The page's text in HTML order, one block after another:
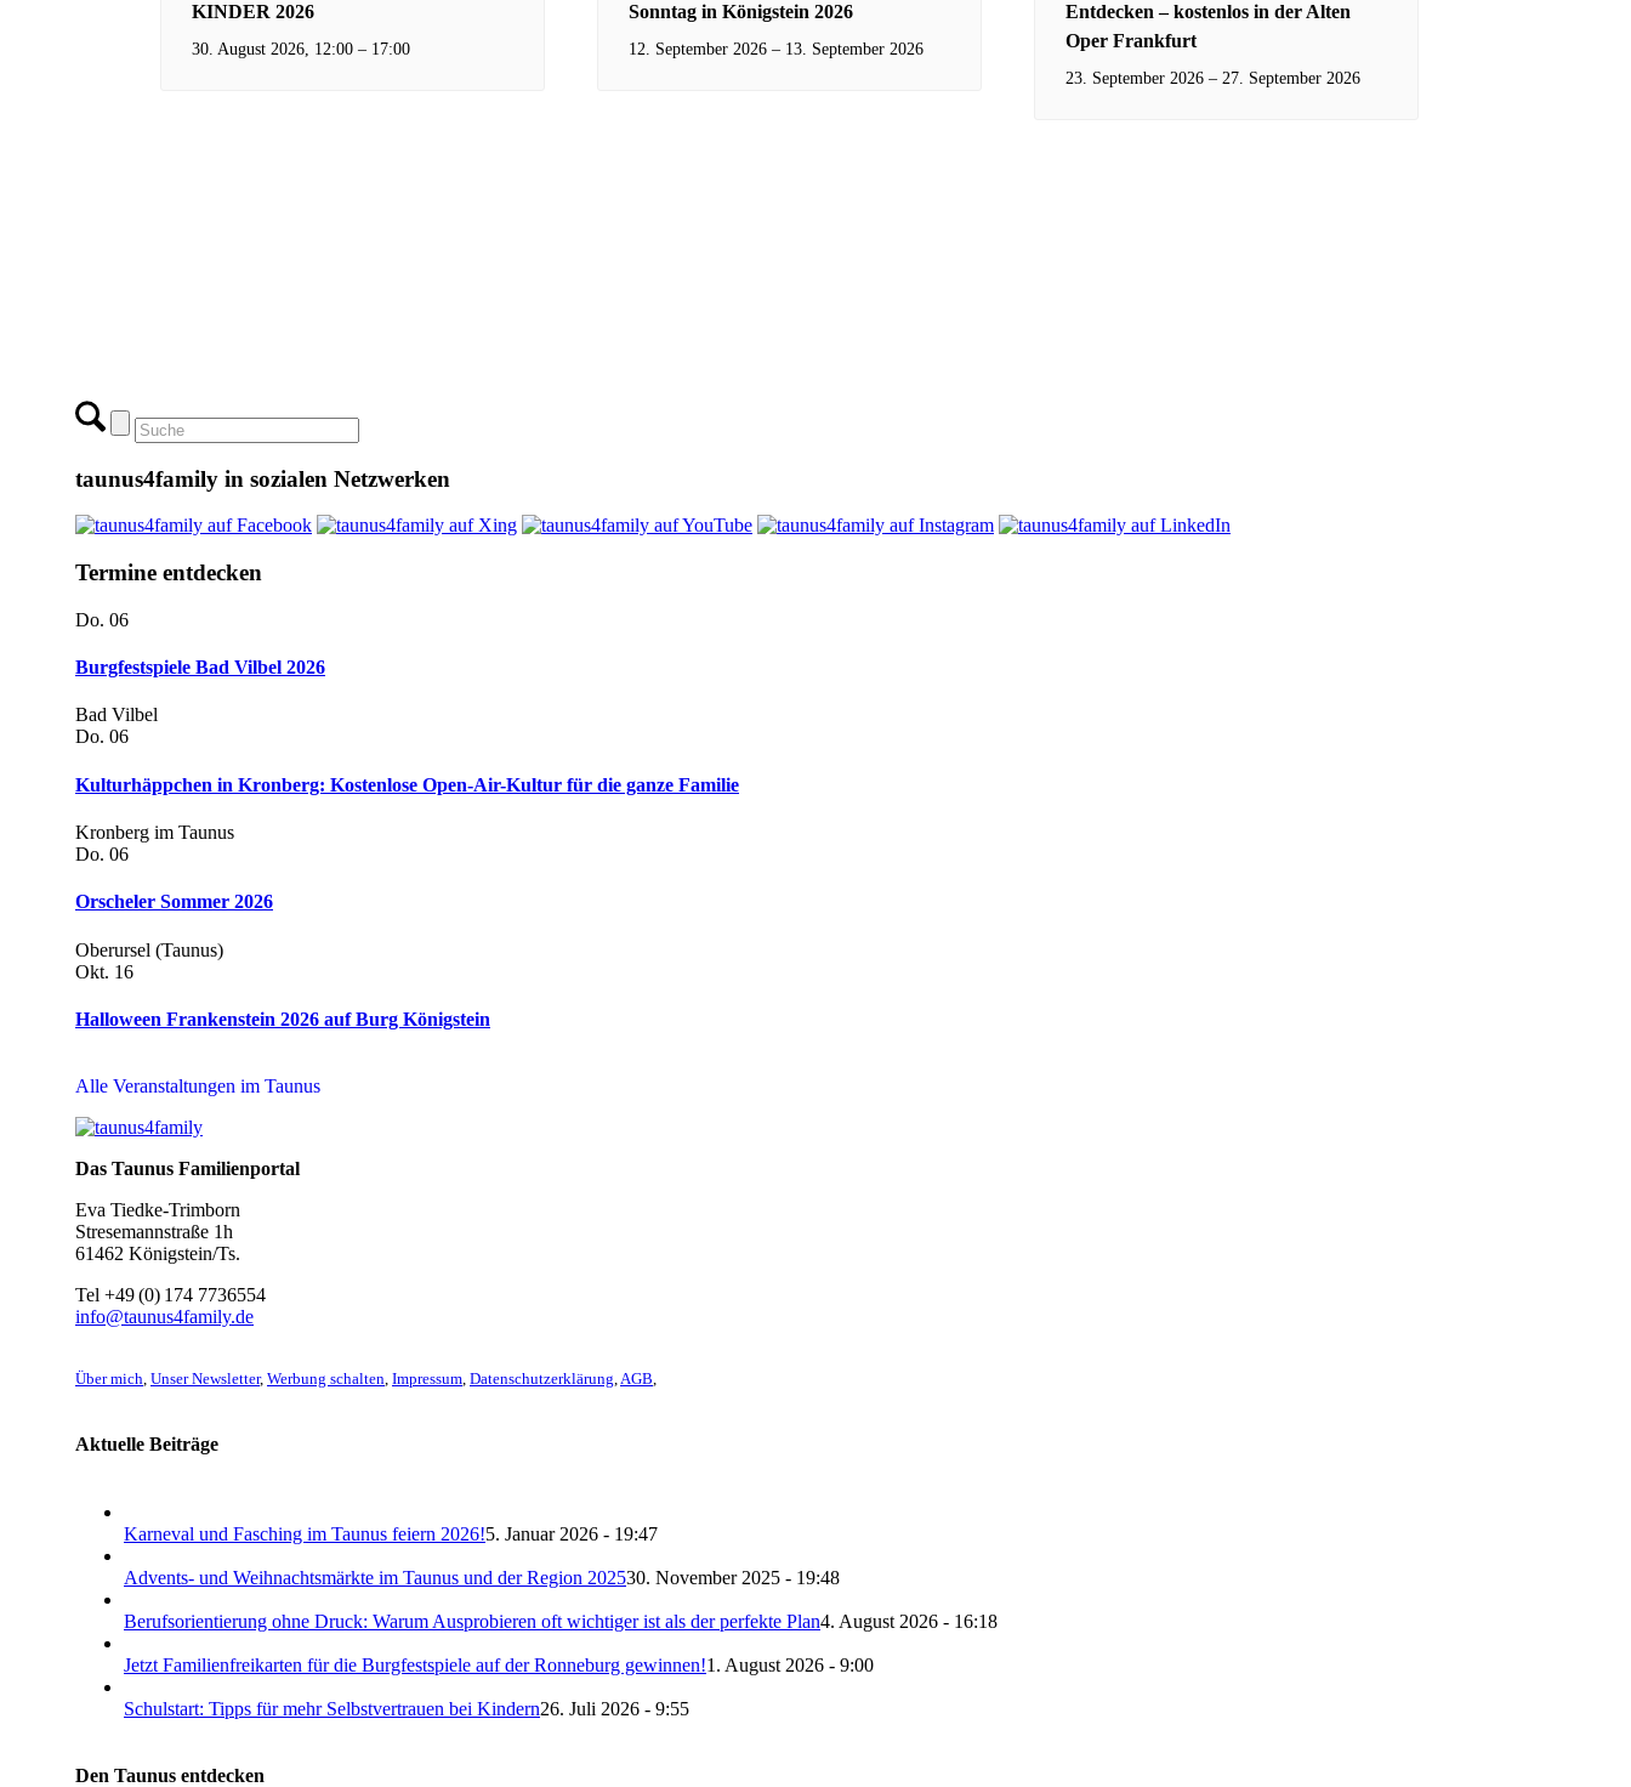
KINDER 2026
30. August 2026, 12:00 – 17:00
Sonntag in Königstein 2026
12. September 2026 – 13. September 2026
Entdecken – kostenlos in der Alten
Oper Frankfurt
23. September 2026 – 27. September 2026
taunus4family in sozialen Netzwerken
Termine entdecken
Do. 06
Burgfestspiele Bad Vilbel 2026
Bad Vilbel
Do. 06
Kulturhäppchen in Kronberg: Kostenlose Open-Air-Kultur für die ganze Familie
Kronberg im Taunus
Do. 06
Orscheler Sommer 2026
Oberursel (Taunus)
Okt. 16
Halloween Frankenstein 2026 auf Burg Königstein
Alle Veranstaltungen im Taunus
Das Taunus Familienportal
Eva Tiedke-Trimborn
Stresemannstraße 1h
61462 Königstein/Ts.
Tel +49 (0) 174 7736554
info@taunus4family.de
Über mich, Unser Newsletter, Werbung schalten, Impressum, Datenschutz­erklärung,AGB,
Aktuelle Beiträge
Karneval und Fasching im Taunus feiern 2026!5. Januar 2026 - 19:47
Advents- und Weihnachtsmärkte im Taunus und der Region 202530. November 2025 - 19:48
Berufsorientierung ohne Druck: Warum Ausprobieren oft wichtiger ist als der perfekte Plan4. August 2026 - 16:18
Jetzt Familienfreikarten für die Burgfestspiele auf der Ronneburg gewinnen!1. August 2026 - 9:00
Schulstart: Tipps für mehr Selbstvertrauen bei Kindern26. Juli 2026 - 9:55
Den Taunus entdecken